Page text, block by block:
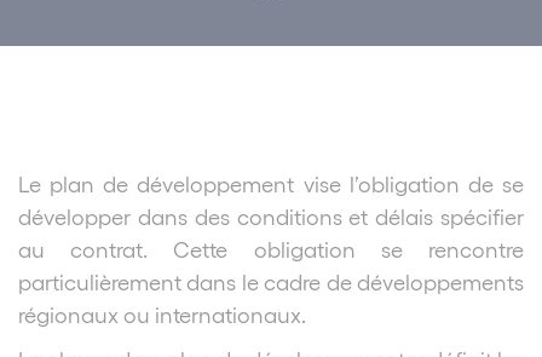
Le plan de développement vise l’obligation de se
développer dans des conditions et délais spécifier
au contrat. Cette obligation se rencontre
particulièrement dans le cadre de développements
régionaux ou internationaux.